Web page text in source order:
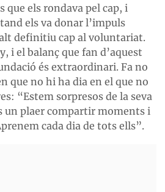
que els rondava pel cap, i
els va donar l’impuls
definitiu cap al voluntariat.
i el balanç que fan d’aquest
és extraordinari. Fa no
que no hi ha dia en el que no
“Estem sorpresos de la seva
un plaer compartir moments i
cada dia de tots ells”.